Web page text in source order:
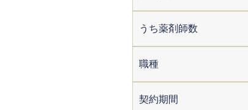
うち薬剤師数
職種
契約期間